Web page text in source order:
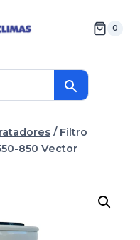
0
/ Filtro
850 Vector